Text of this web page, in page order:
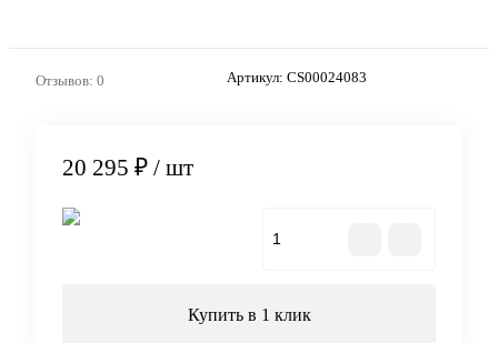
Отзывов: 0 Артикул: CS00024083
20 295 ₽ / шт
Купить в 1 клик